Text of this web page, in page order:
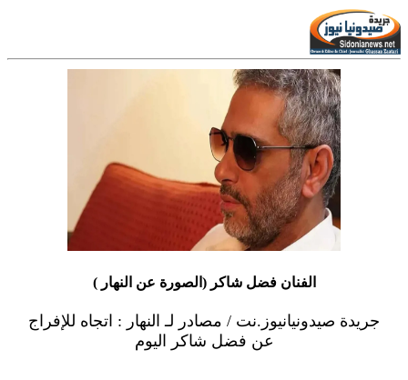
الفنان فضل شاكر (الصورة عن النهار )
جريدة صيدونيانيوز.نت / مصادر لـ النهار : اتجاه للإفراج
عن فضل شاكر اليوم